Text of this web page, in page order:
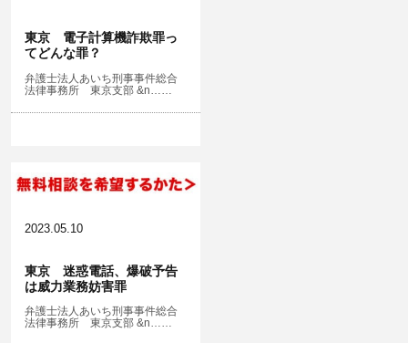
東京 電子計算機詐欺罪っ
てどんな罪？
弁護士法人あいち刑事事件総合
法律事務所 東京支部 &n……
2023.05.10
東京 迷惑電話、爆破予告
は威力業務妨害罪
弁護士法人あいち刑事事件総合
法律事務所 東京支部 &n……